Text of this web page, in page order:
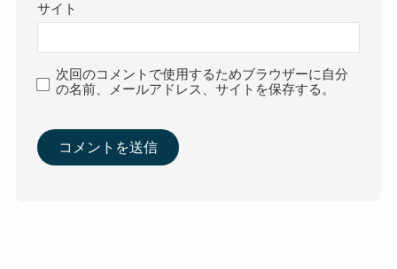
サイト
次回のコメントで使用するためブラウザーに自分
の名前、メールアドレス、サイトを保存する。